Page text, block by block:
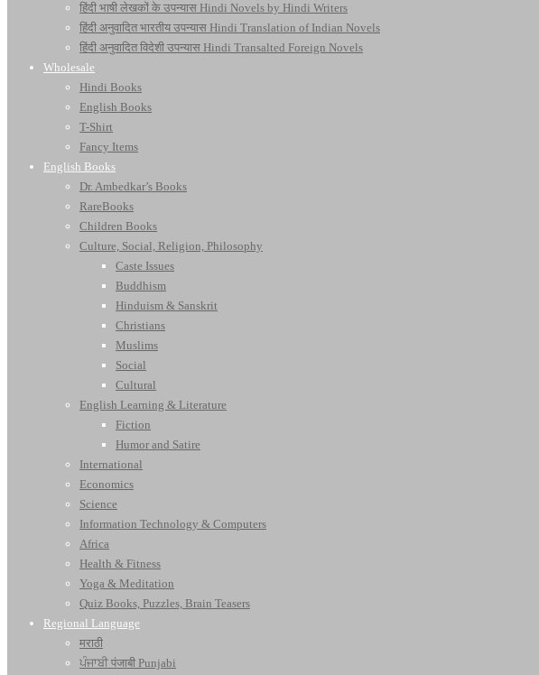
हिंदी भाषी लेखकों के उपन्यास Hindi Novels by Hindi Writers
हिंदी अनुवादित भारतीय उपन्यास Hindi Translation of Indian Novels
हिंदी अनुवादित विदेशी उपन्यास Hindi Transalted Foreign Novels
Wholesale
Hindi Books
English Books
T-Shirt
Fancy Items
English Books
Dr. Ambedkar’s Books
RareBooks
Children Books
Culture, Social, Religion, Philosophy
Caste Issues
Buddhism
Hinduism & Sanskrit
Christians
Muslims
Social
Cultural
English Learning & Literature
Fiction
Humor and Satire
International
Economics
Science
Information Technology & Computers
Africa
Health & Fitness
Yoga & Meditation
Quiz Books, Puzzles, Brain Teasers
Regional Language
मराठी
ਪੰਜਾਬੀ पंजाबी Punjabi